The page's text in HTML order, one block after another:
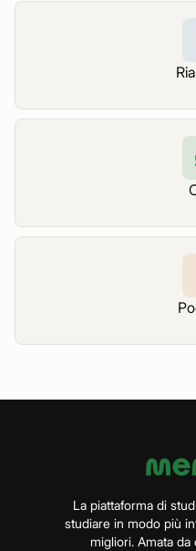
La piattaforma di
studiare in modo più
migliori. Amata